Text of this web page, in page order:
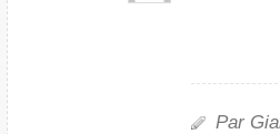
Par